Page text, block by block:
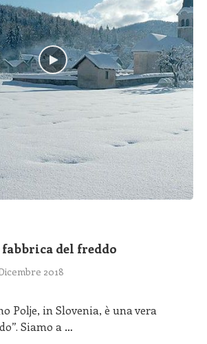
fabbrica del freddo
2018
Polje, in Slovenia, è una vera
Siamo a …